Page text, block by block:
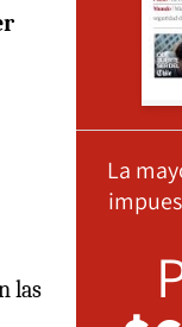
las
La